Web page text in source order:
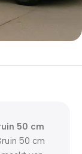
50 cm
50 cm